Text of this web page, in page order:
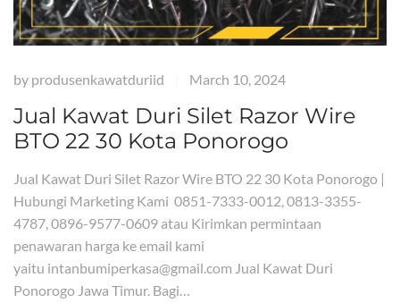
by produsenkawatduriid March 10, 2024
Jual Kawat Duri Silet Razor Wire
BTO 22 30 Kota Ponorogo
Jual Kawat Duri Silet Razor Wire BTO 22 30 Kota Ponorogo |
Hubungi Marketing Kami 0851-7333-0012, 0813-3355-
4787, 0896-9577-0609 atau Kirimkan permintaan
penawaran harga ke email kami
yaitu intanbumiperkasa@gmail.com Jual Kawat Duri
Ponorogo Jawa Timur. Bagi…